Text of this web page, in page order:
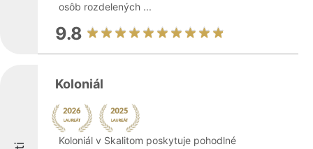
osôb rozdelených ...
9.8
Koloniál
Koloniál v Skalitom poskytuje pohodlné